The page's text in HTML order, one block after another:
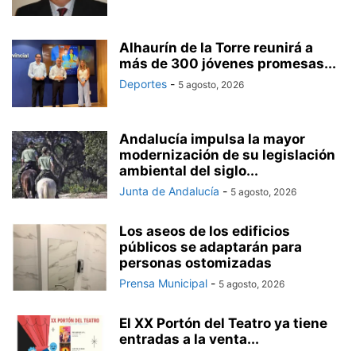
Alhaurín de la Torre reunirá a
más de 300 jóvenes promesas...
Deportes - 5 agosto, 2026
Andalucía impulsa la mayor
modernización de su legislación
ambiental del siglo...
Junta de Andalucía - 5 agosto, 2026
Los aseos de los edificios
públicos se adaptarán para
personas ostomizadas
Prensa Municipal - 5 agosto, 2026
El XX Portón del Teatro ya tiene
entradas a la venta...